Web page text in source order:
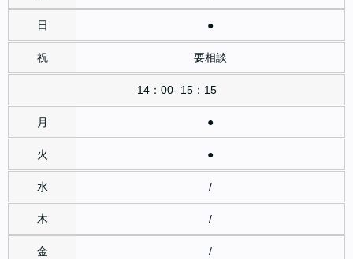
●
要相談
14：00- 15：15
●
●
/
/
/